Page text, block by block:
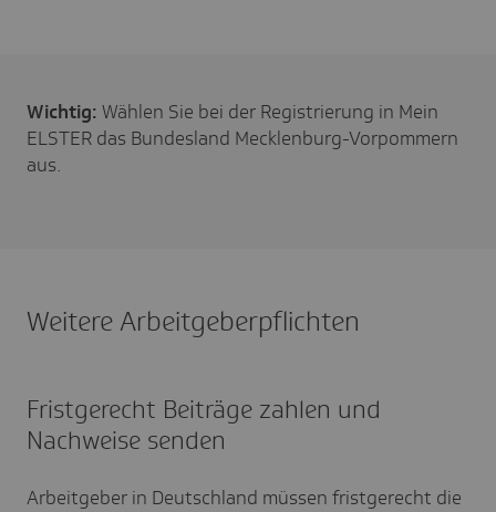
Wichtig: Wählen Sie bei der Registrierung in Mein
ELSTER das Bundesland Mecklenburg-Vorpommern
aus.
Weitere Arbeitgeberpflichten
Fristgerecht Beiträge zahlen und
Nachweise senden
Arbeitgeber in Deutschland müssen fristgerecht die